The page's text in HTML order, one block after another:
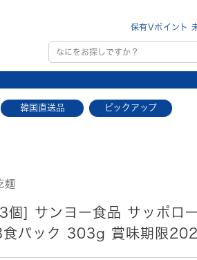
保有Vポイント
韓国直送品 ピックアップ
麺
個] サンヨー食品 サッポロ
食パック 303g 賞味期限